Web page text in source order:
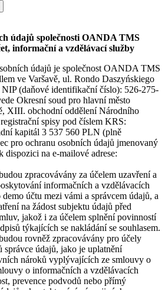
údajů společnosti OANDA TMS
informační a vzdělávací služby
údajů je společnost OANDA TMS
ve Varšavě, ul. Rondo Daszyńskiego
NIP (daňové identifikační číslo): 526-275-
Okresní soud pro hlavní město
XIII. obchodní oddělení Národního
spisy pod číslem KRS:
kapitál 3 537 560 PLN (plně
pro ochranu osobních údajů jmenovaný
dispozici na e-mailové adrese:
zpracovávány za účelem uzavření a
informačních a vzdělávacích
účtu mezi vámi a správcem údajů, a
na žádost subjektu údajů před
jakož i za účelem splnění povinností
týkajících se nakládání se souhlasem.
rovněž zpracovávány pro účely
správce údajů, jako je uplatnění
nároků vyplývajících ze smlouvy o
o informačních a vzdělávacích
prevence podvodů nebo přímý